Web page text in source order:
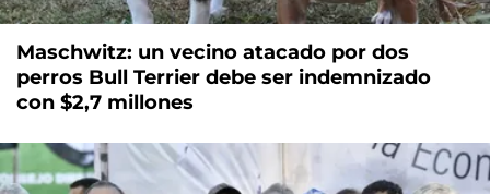
Maschwitz: un vecino atacado por dos
perros Bull Terrier debe ser indemnizado
con $2,7 millones